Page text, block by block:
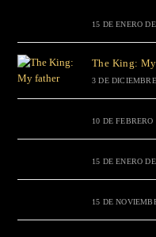
15 DE ENERO
The King:
3 DE
10 DE FEBRERO
15 DE ENERO
15 DE